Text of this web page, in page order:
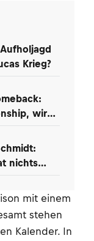
Krieg?
wir
nichts
mit einem
stehen
Kalender. In